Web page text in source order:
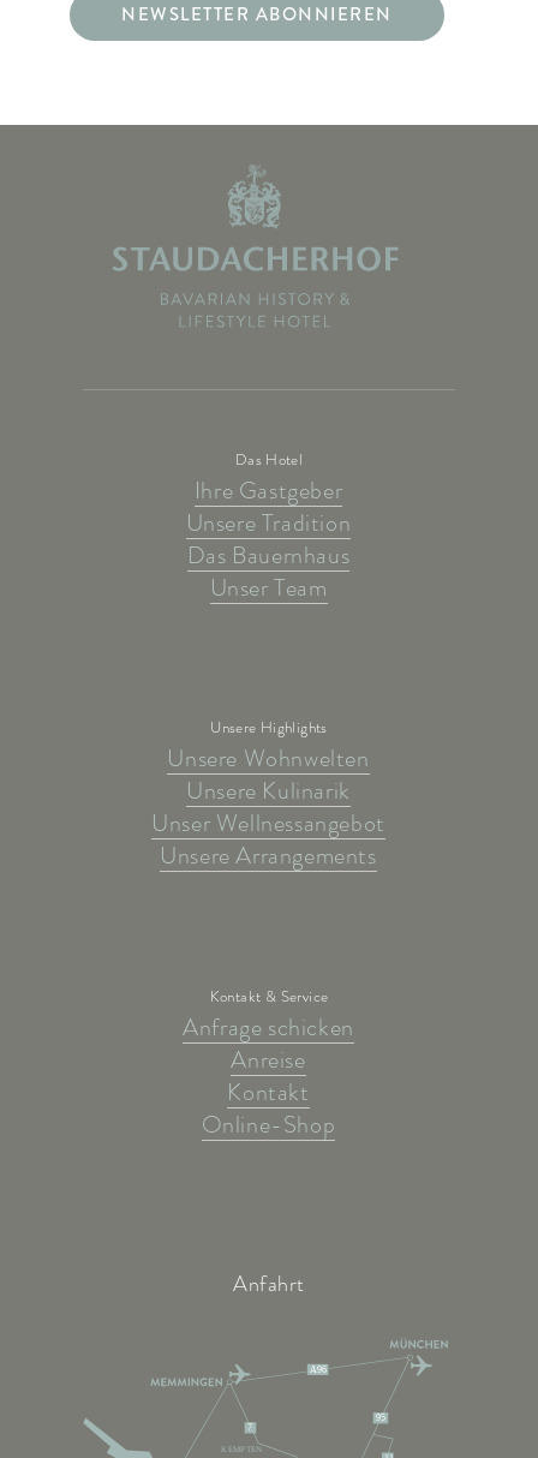
NEWSLETTER ABONNIEREN
Das Hotel
Ihre Gastgeber
Unsere Tradition
Das Bauernhaus
Unser Team
Unsere Highlights
Unsere Wohnwelten
Unsere Kulinarik
Unser Wellnessangebot
Unsere Arrangements
Kontakt & Service
Anfrage schicken
Anreise
Kontakt
Online-Shop
Anfahrt
A96
95
7
KEMPTEN